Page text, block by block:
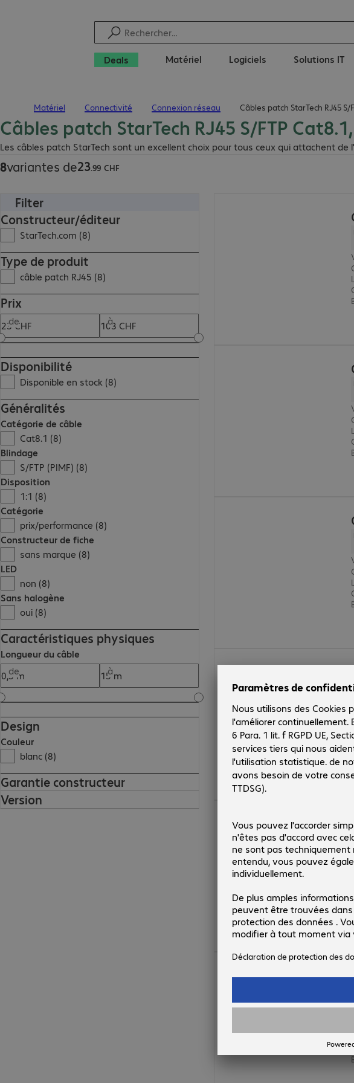
Deals Matériel Logiciels Solutions IT
Matériel Connectivité Connexion réseau Câbles patch StarTech RJ45 S/
Câbles patch StarTech RJ45 S/FTP
Les câbles patch StarTech sont un excellent choix pour tous ceux qui attachent
8variantes de23.99 CHF
23.99 CHF
Filter
Constructeur/éditeur
StarTech.com (8)
Type de produit
câble patch RJ45 (8)
Prix
de à
Disponibilité
Disponible en stock (8)
Généralités
Catégorie de câble
Cat8.1 (8)
Blindage
S/FTP (PIMF) (8)
Disposition
1:1 (8)
Catégorie
prix/performance (8)
Constructeur de fiche
sans marque (8)
LED
non (8)
Sans halogène
oui (8)
Caractéristiques physiques
Longueur du câble
de
à
Design
Couleur
blanc (8)
Garantie constructeur
Version
26.99 CHF